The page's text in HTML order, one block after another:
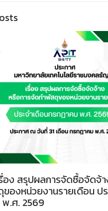
อง สรุปผลการจัดซื้อจัดจ้
องหน่วยงานรายเดือน ป
.ศ. 2569